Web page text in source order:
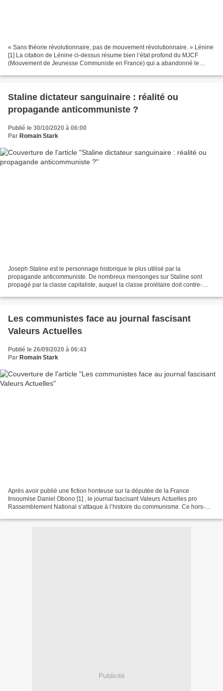
« Sans théorie révolutionnaire, pas de mouvement révolutionnaire. » Lénine
[1] La citation de Lénine ci-dessus résume bien l’état profond du MJCF
(Mouvement de Jeunesse Communiste en France) qui a abandonné le
Staline dictateur sanguinaire : réalité ou
propagande anticommuniste ?
Publié le 30/10/2020 à 06:00
Par Romain Stark
Joseph Staline est le personnage historique le plus utilisé par la
propagande anticommuniste. De nombreux mensonges sur Staline sont
propagé par la classe capitaliste, auquel la classe prolétaire doit contre-
Les communistes face au journal fascisant
Valeurs Actuelles
Publié le 26/09/2020 à 06:43
Par Romain Stark
Après avoir publié une fiction honteuse sur la députée de la France
Insoumise Daniel Obono [1] , le journal fascisant Valeurs Actuelles pro
Rassemblement National s’attaque à l’histoire du communisme. Ce hors-
Publicité